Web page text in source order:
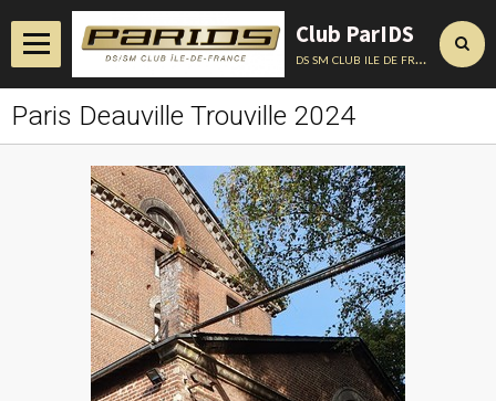
Club ParIDS
ds sm club ile de france
Accueil
Conseils Techniques
Paris Deauville Trouville 2024